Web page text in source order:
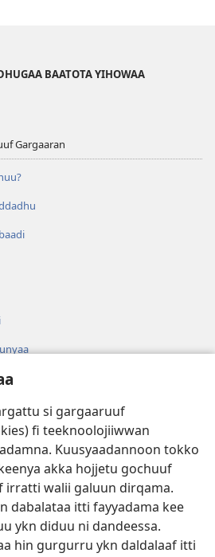
si gargaaruuf
fi teeknoolojiiwwan
Kuusyaadannoon tokko
akka hojjetu gochuuf
irratti walii galuun dirqama.
dabalataa itti fayyadama kee
ykn diduu ni dandeessa.
hin gurgurru ykn daldalaaf itti
BAATOTA YIHOWAA
Gargaaran